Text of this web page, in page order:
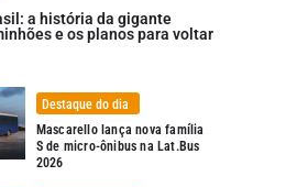
a história da gigante
e os planos para voltar
Destaque do dia
Mascarello lança nova família
S de micro-ônibus na Lat.Bus
2026